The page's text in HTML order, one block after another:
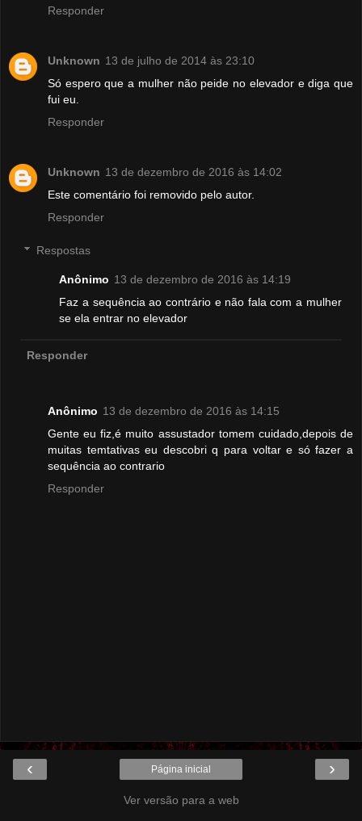
Responder
Unknown 13 de julho de 2014 às 23:10
Só espero que a mulher não peide no elevador e diga que
fui eu.
Responder
Unknown 13 de dezembro de 2016 às 14:02
Este comentário foi removido pelo autor.
Responder
Respostas
Anônimo 13 de dezembro de 2016 às 14:19
Faz a sequência ao contrário e não fala com a mulher
se ela entrar no elevador
Responder
Anônimo 13 de dezembro de 2016 às 14:15
Gente eu fiz,é muito assustador tomem cuidado,depois de
muitas temtativas eu descobri q para voltar e só fazer a
sequência ao contrario
Responder
‹ ›
Página inicial
Ver versão para a web